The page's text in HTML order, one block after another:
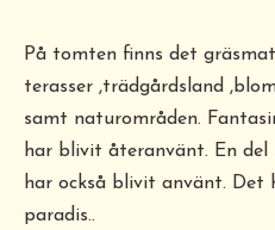
På tomten finns det
terasser ,trädgårdsland
samt naturområden.
har blivit återanvänt. En
har också blivit använt. Det
paradis..